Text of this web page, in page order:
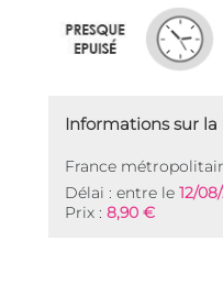
Informations sur la
France
Délai : entre le 12/
Prix : 8,90 €